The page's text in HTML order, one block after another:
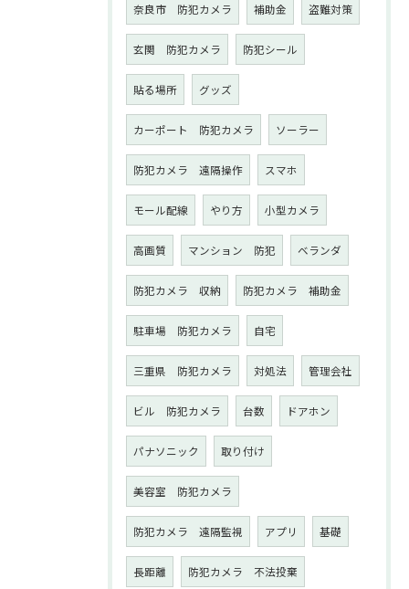
奈良市 防犯カメラ 補助金 盗難対策
玄関 防犯カメラ 防犯シール
貼る場所 グッズ
カーポート 防犯カメラ ソーラー
防犯カメラ 遠隔操作 スマホ
モール配線 やり方 小型カメラ
高画質 マンション 防犯 ベランダ
防犯カメラ 収納 防犯カメラ 補助金
駐車場 防犯カメラ 自宅
三重県 防犯カメラ 対処法 管理会社
ビル 防犯カメラ 台数 ドアホン
パナソニック 取り付け
美容室 防犯カメラ
防犯カメラ 遠隔監視 アプリ 基礎
長距離 防犯カメラ 不法投棄